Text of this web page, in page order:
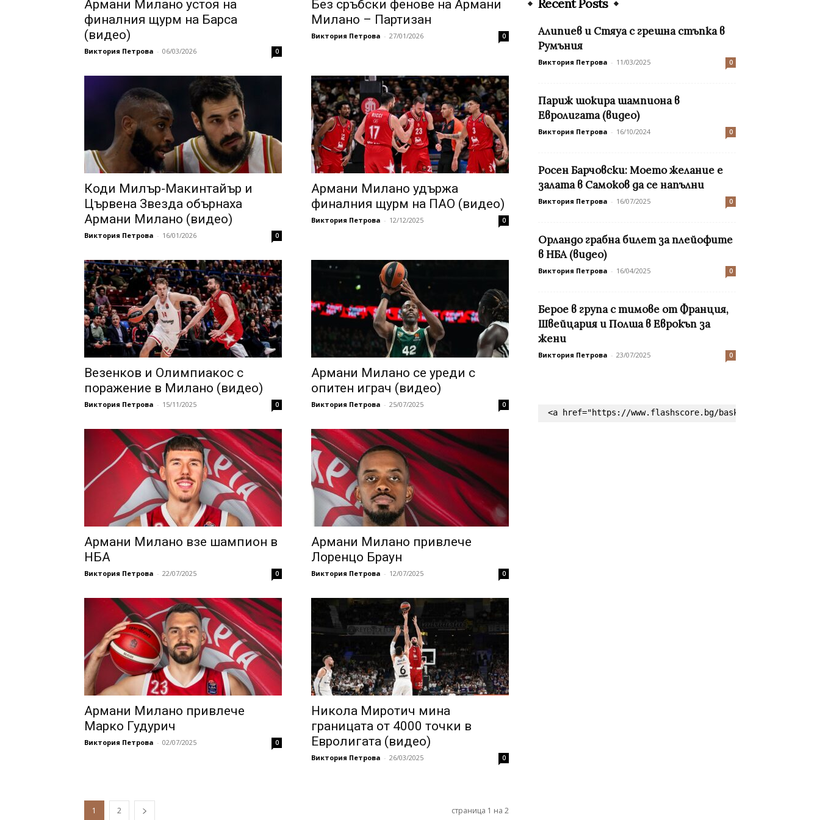
Армани Милано устоя на
финалния щурм на Барса
(видео)
Виктория Петрова - 06/03/2026 0
Без сръбски фенове на Армани
Милано – Партизан
Виктория Петрова - 27/01/2026 0
Коди Милър-Макинтайър и
Цървена Звезда обърнаха
Армани Милано (видео)
Виктория Петрова - 16/01/2026 0
Армани Милано удържа
финалния щурм на ПАО (видео)
Виктория Петрова - 12/12/2025 0
Везенков и Олимпиакос с
поражение в Милано (видео)
Виктория Петрова - 15/11/2025 0
Aрмани Милано се уреди с
опитен играч (видео)
Виктория Петрова - 25/07/2025 0
Армани Милано взе шампион в
НБА
Виктория Петрова - 22/07/2025 0
Армани Милано привлече
Лоренцо Браун
Виктория Петрова - 12/07/2025 0
Армани Милано привлече
Марко Гудурич
Виктория Петрова - 02/07/2025 0
Никола Миротич мина
границата от 4000 точки в
Евролигата (видео)
Виктория Петрова - 26/03/2025 0
1 2 страница 1 на 2
Recent Posts
Алипиев и Стяуа с грешна стъпка в
Румъния
Виктория Петрова - 11/03/2025 0
Париж шокира шампиона в
Евролигата (видео)
Виктория Петрова - 16/10/2024 0
Росен Барчовски: Моето желание е
залата в Самоков да се напълни
Виктория Петрова - 16/07/2025 0
Орландо грабна билет за плейофите
в НБА (видео)
Виктория Петрова - 16/04/2025 0
Берое в група с тимове от Франция,
Швейцария и Полша в Еврокъп за
жени
Виктория Петрова - 23/07/2025 0
<a href="https://www.flashscore.bg/basketball/"